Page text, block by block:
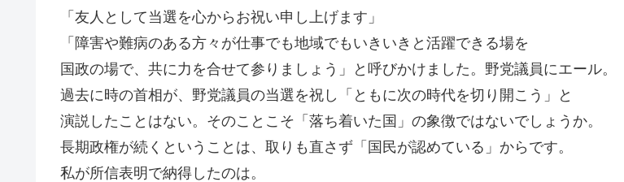
「友人として当選を心からお祝い申し上げます」
「障害や難病のある方々が仕事でも地域でもいきいきと活躍できる場を
国政の場で、共に力を合せて参りましょう」と呼びかけました。野党議員にエール。
過去に時の首相が、野党議員の当選を祝し「ともに次の時代を切り開こう」と
演説したことはない。そのことこそ「落ち着いた国」の象徴ではないでしょうか。
長期政権が続くということは、取りも直さず「国民が認めている」からです。
私が所信表明で納得したのは。